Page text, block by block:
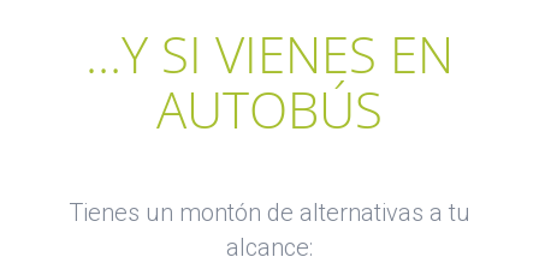
…Y SI VIENES EN
AUTOBÚS
Tienes un montón de alternativas a tu
alcance: